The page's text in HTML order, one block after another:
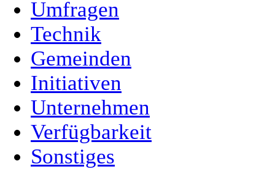
Umfragen
Technik
Gemeinden
Initiativen
Unternehmen
Verfügbarkeit
Sonstiges